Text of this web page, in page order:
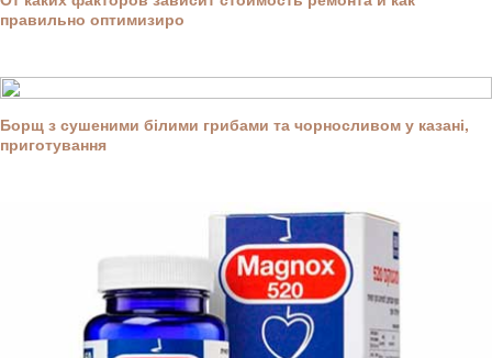
правильно оптимизиро
Борщ з сушеними білими грибами та чорносливом у казані,
приготування